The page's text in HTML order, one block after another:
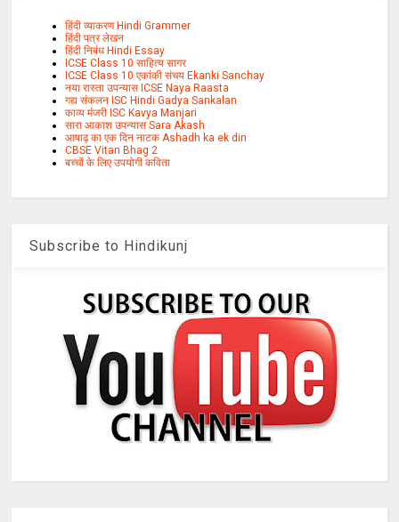
हिंदी व्याकरण Hindi Grammer
हिंदी पत्र लेखन
हिंदी निबंध Hindi Essay
ICSE Class 10 साहित्य सागर
ICSE Class 10 एकांकी संचय Ekanki Sanchay
नया रास्ता उपन्यास ICSE Naya Raasta
गद्य संकलन ISC Hindi Gadya Sankalan
काव्य मंजरी ISC Kavya Manjari
सारा आकाश उपन्यास Sara Akash
आषाढ़ का एक दिन नाटक Ashadh ka ek din
CBSE Vitan Bhag 2
बच्चों के लिए उपयोगी कविता
Subscribe to Hindikunj